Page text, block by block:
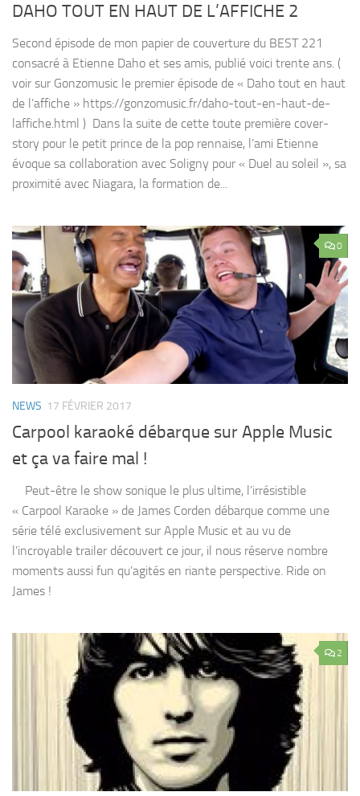
DAHO TOUT EN HAUT DE L’AFFICHE 2
Second épisode de mon papier de couverture du BEST 221
consacré à Etienne Daho et ses amis, publié voici trente ans. (
voir sur Gonzomusic le premier épisode de « Daho tout en haut
de l’affiche » https://gonzomusic.fr/daho-tout-en-haut-de-
laffiche.html ) Dans la suite de cette toute première cover-
story pour le petit prince de la pop rennaise, l’ami Etienne
évoque sa collaboration avec Soligny pour « Duel au soleil », sa
proximité avec Niagara, la formation de...
0
NEWS 17 FÉVRIER 2017
Carpool karaoké débarque sur Apple Music
et ça va faire mal !
Peut-être le show sonique le plus ultime, l’irrésistible
« Carpool Karaoke » de James Corden débarque comme une
série télé exclusivement sur Apple Music et au vu de
l’incroyable trailer découvert ce jour, il nous réserve nombre
moments aussi fun qu’agités en riante perspective. Ride on
James !
2